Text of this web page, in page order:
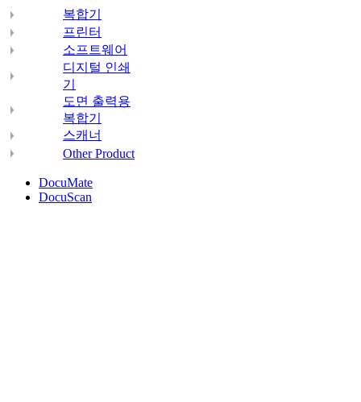
복합기
프린터
소프트웨어
디지털 인쇄
기
도면 출력용
복합기
스캐너
Other Product
DocuMate
DocuScan